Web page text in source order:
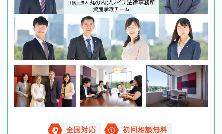
全国対応 初回相談無料